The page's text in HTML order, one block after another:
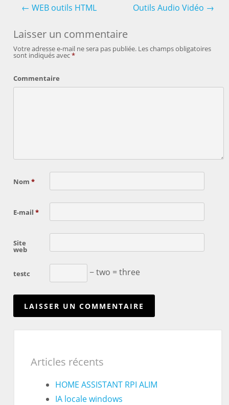
Post navigation
← WEB outils HTML Outils Audio Vidéo →
Laisser un commentaire
Votre adresse e-mail ne sera pas publiée. Les champs obligatoires
sont indiqués avec*
Commentaire
Nom*
E-mail*
Site
web
testc − two = three
Articles récents
HOME ASSISTANT RPI ALIM
IA locale windows